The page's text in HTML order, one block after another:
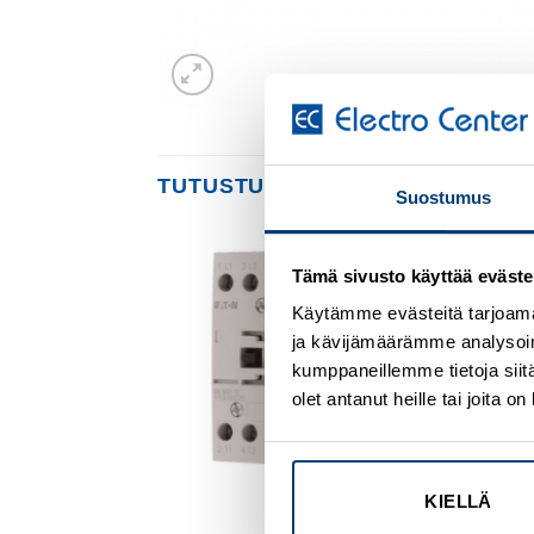
Suostumus
Tämä sivusto käyttää
Käytämme evästeitä
ja kävijämäärämme
kumppaneillemme tietoja
olet antanut heille tai joita
KIELLÄ
TUTUSTU MYÖS
Add to